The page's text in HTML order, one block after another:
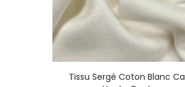
Tissu Sergé Coton Blanc